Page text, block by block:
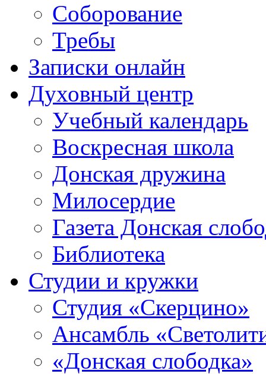
Соборование
Требы
Записки онлайн
Духовный центр
Учебный календарь
Воскресная школа
Донская дружина
Милосердие
Газета Донская
Библиотека
Студии и кружки
Студия «Скерцино»
Ансамбль
«Донская слободка»